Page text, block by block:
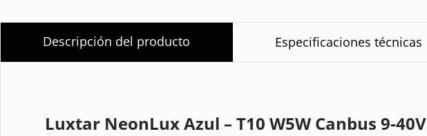
Descripción del producto Especificaciones técnicas
Luxtar NeonLux Azul – T10 W5W Canbus 9-40V